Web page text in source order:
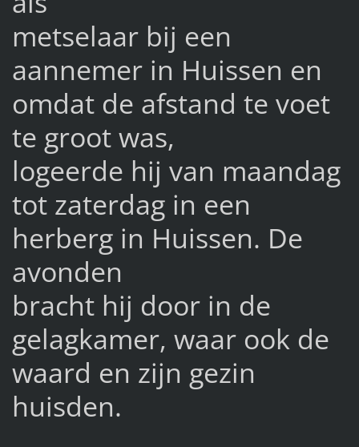
metselaar bij een
aannemer in Huissen en
omdat de afstand te voet
te groot was,
logeerde hij van maandag
tot zaterdag in een
herberg in Huissen. De
avonden
bracht hij door in de
gelagkamer, waar ook de
waard en zijn gezin
huisden.